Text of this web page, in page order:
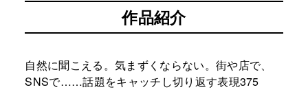
作品紹介
自然に聞こえる。気まずくならない。街や店で、
SNSで……話題をキャッチし切り返す表現375